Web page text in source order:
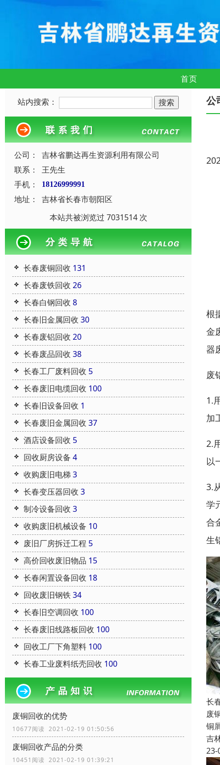
首页
站内搜索：
公司：
吉林省鹏达再生资源利用有限公司
联系：
王先生
手机：
18126999991
地址：
吉林省长春市朝阳区
本站共被浏览过 7031514 次
长春废铜回收 131
长春废铁回收 26
长春白钢回收 8
长春旧金属回收 30
长春废铝回收 20
长春废品回收 38
长春工厂废料回收 5
长春废旧电缆回收 100
长春旧设备回收 1
长春废旧金属回收 37
酒店设备回收 5
回收厨房设备 4
收购废旧电梯 3
长春变压器回收 3
制冷设备回收 3
收购废旧机械设备 10
废旧厂房拆迁工程 5
高价回收废旧物品 15
长春闲置设备回收 18
回收废旧钢铁34
长春旧空调回收 100
长春废旧线路板回收 100
回收工厂下角塑料 100
长春工业废料纸壳回收 100
废铜回收的优势
10677阅读 2021-02-19 01:50:56
废铜回收产品的分类
10451阅读 2021-02-19 01:39:21
公
根
金
器
废
1.
加
2.
以
3.
学
合
生
长
废
铜
吉
23-